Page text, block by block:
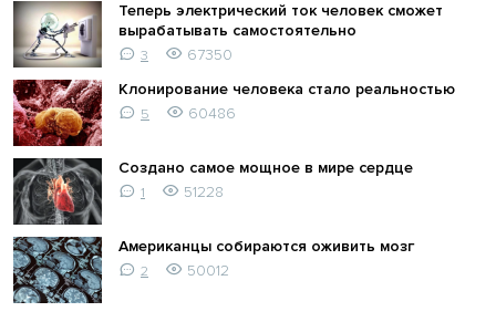
Теперь электрический ток человек сможет
вырабатывать самостоятельно
3
67350
Клонирование человека стало реальностью
5 60486
Создано самое мощное в мире сердце
1 51228
Американцы собираются оживить мозг
2 50012